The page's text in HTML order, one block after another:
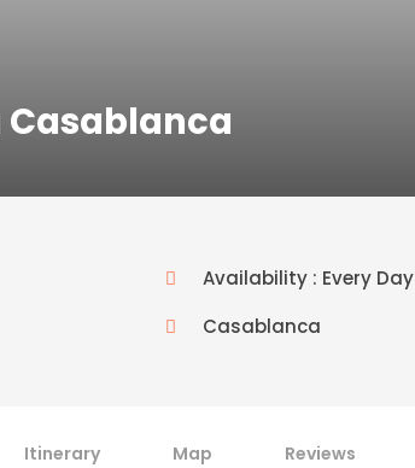
Casablanca
Availability : Every Day
Casablanca
Itinerary Map Reviews